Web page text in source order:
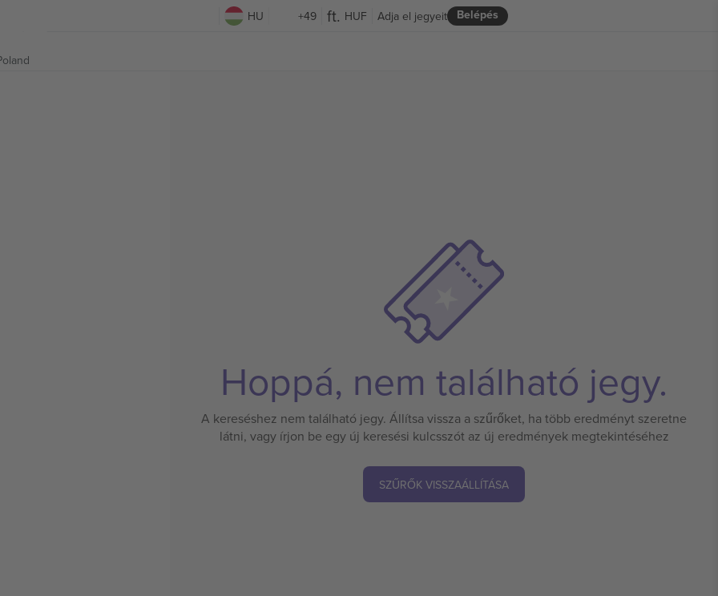
HU +49 HUF Belépés
Adja el jegyeit
Hoppá, nem található jegy.
A kereséshez nem található jegy. Állítsa vissza a szűrőket, ha több eredményt szeretne
látni, vagy írjon be egy új keresési kulcsszót az új eredmények megtekintéséhez
SZŰRŐK VISSZAÁLLÍTÁSA